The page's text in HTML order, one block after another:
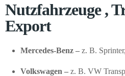
Nutzfahrzeuge ,
Export
Mercedes-Benz – z. B.
Volkswagen – z. B. VW